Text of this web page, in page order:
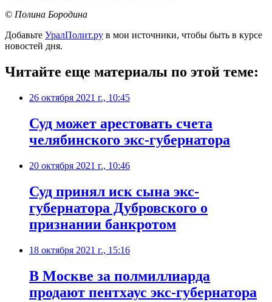
© Полина Бородина
Добавьте УралПолит.ру в мои источники, чтобы быть в курсе
новостей дня.
Читайте еще материалы по этой теме:
26 октября 2021 г., 10:45
​Суд может арестовать счета
челябинского экс-губернатора
20 октября 2021 г., 10:46
Суд принял иск сына экс-
губернатора Дубровского о
признании банкротом
18 октября 2021 г., 15:16
​В Москве за полмиллиарда
продают пентхаус экс-губернатора